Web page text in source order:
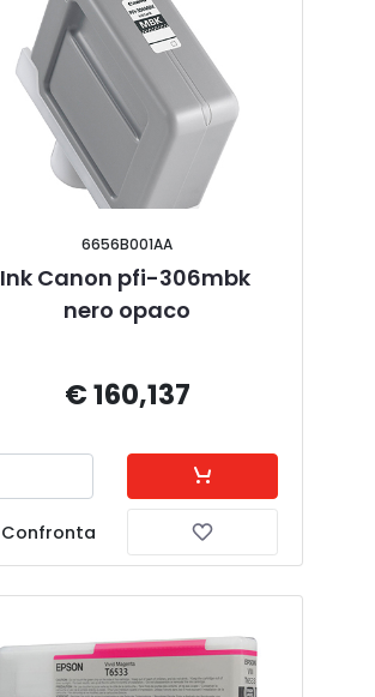
6656B001AA
Ink Canon pfi-306mbk
nero opaco
€ 160,137
Confronta